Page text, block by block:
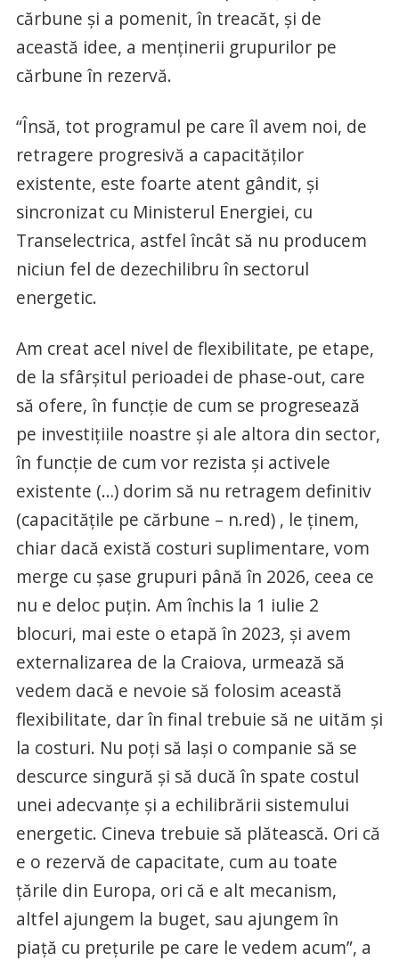
cărbune și a pomenit, în treacăt, și de
această idee, a menținerii grupurilor pe
cărbune în rezervă.
“Însă, tot programul pe care îl avem noi, de
retragere progresivă a capacităților
existente, este foarte atent gândit, și
sincronizat cu Ministerul Energiei, cu
Transelectrica, astfel încât să nu producem
niciun fel de dezechilibru în sectorul
energetic.
Am creat acel nivel de flexibilitate, pe etape,
de la sfârșitul perioadei de phase-out, care
să ofere, în funcție de cum se progresează
pe investițiile noastre și ale altora din sector,
în funcție de cum vor rezista și activele
existente (…) dorim să nu retragem definitiv
(capacitățile pe cărbune – n.red) , le ținem,
chiar dacă există costuri suplimentare, vom
merge cu șase grupuri până în 2026, ceea ce
nu e deloc puțin. Am închis la 1 iulie 2
blocuri, mai este o etapă în 2023, și avem
externalizarea de la Craiova, urmează să
vedem dacă e nevoie să folosim această
flexibilitate, dar în final trebuie să ne uităm și
la costuri. Nu poți să lași o companie să se
descurce singură și să ducă în spate costul
unei adecvanțe și a echilibrării sistemului
energetic. Cineva trebuie să plătească. Ori că
e o rezervă de capacitate, cum au toate
țările din Europa, ori că e alt mecanism,
altfel ajungem la buget, sau ajungem în
piață cu prețurile pe care le vedem acum”, a